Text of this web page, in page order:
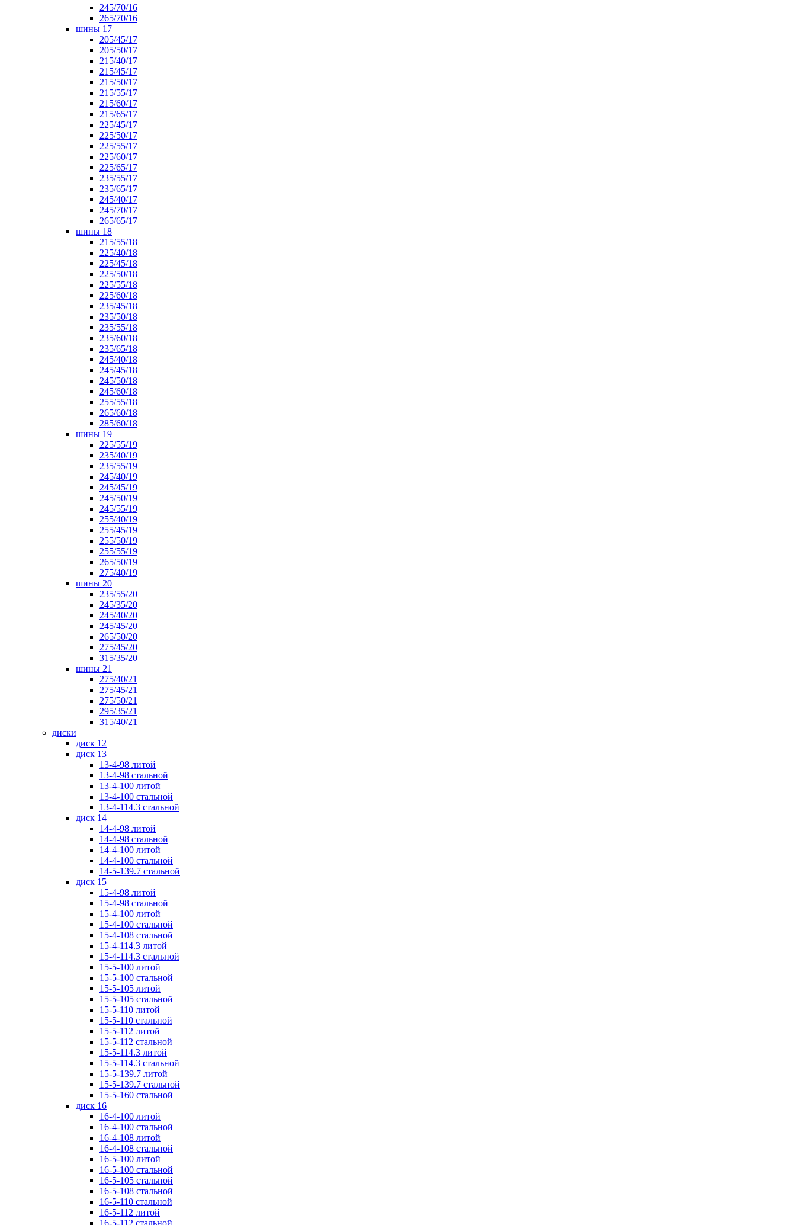
245/70/16
265/70/16
шины 17
205/45/17
205/50/17
215/40/17
215/45/17
215/50/17
215/55/17
215/60/17
215/65/17
225/45/17
225/50/17
225/55/17
225/60/17
225/65/17
235/55/17
235/65/17
245/40/17
245/70/17
265/65/17
шины 18
215/55/18
225/40/18
225/45/18
225/50/18
225/55/18
225/60/18
235/45/18
235/50/18
235/55/18
235/60/18
235/65/18
245/40/18
245/45/18
245/50/18
245/60/18
255/55/18
265/60/18
285/60/18
шины 19
225/55/19
235/40/19
235/55/19
245/40/19
245/45/19
245/50/19
245/55/19
255/40/19
255/45/19
255/50/19
255/55/19
265/50/19
275/40/19
шины 20
235/55/20
245/35/20
245/40/20
245/45/20
265/50/20
275/45/20
315/35/20
шины 21
275/40/21
275/45/21
275/50/21
295/35/21
315/40/21
диски
диск 12
диск 13
13-4-98 литой
13-4-98 стальной
13-4-100 литой
13-4-100 стальной
13-4-114.3 стальной
диск 14
14-4-98 литой
14-4-98 стальной
14-4-100 литой
14-4-100 стальной
14-5-139.7 стальной
диск 15
15-4-98 литой
15-4-98 стальной
15-4-100 литой
15-4-100 стальной
15-4-108 стальной
15-4-114.3 литой
15-4-114.3 стальной
15-5-100 литой
15-5-100 стальной
15-5-105 литой
15-5-105 стальной
15-5-110 литой
15-5-110 стальной
15-5-112 литой
15-5-112 стальной
15-5-114.3 литой
15-5-114.3 стальной
15-5-139.7 литой
15-5-139.7 стальной
15-5-160 стальной
диск 16
16-4-100 литой
16-4-100 стальной
16-4-108 литой
16-4-108 стальной
16-5-100 литой
16-5-100 стальной
16-5-105 стальной
16-5-108 стальной
16-5-110 стальной
16-5-112 литой
16-5-112 стальной